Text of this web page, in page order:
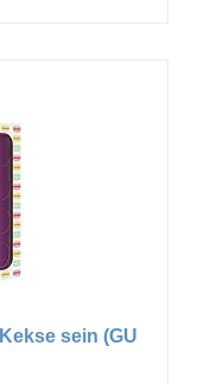
sein (GU